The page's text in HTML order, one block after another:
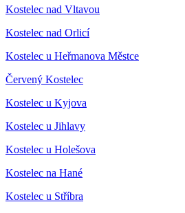
Kostelec nad Vltavou
Kostelec nad Orlicí
Kostelec u Heřmanova Městce
Červený Kostelec
Kostelec u Kyjova
Kostelec u Jihlavy
Kostelec u Holešova
Kostelec na Hané
Kostelec u Stříbra